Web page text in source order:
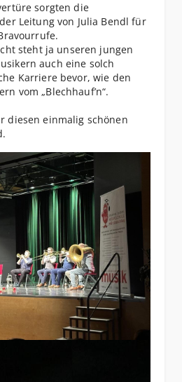
sorgten die
Leitung von Julia Bendl für
steht ja unseren jungen
auch eine solch
Karriere bevor, wie den
vom „Blechhauf’n“.
diesen einmalig schönen